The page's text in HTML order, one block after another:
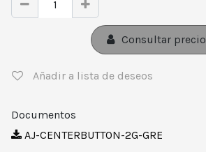
Consultar precio
Añadir a lista de deseos
Documentos
AJ-CENTERBUTTON-2G-GRE